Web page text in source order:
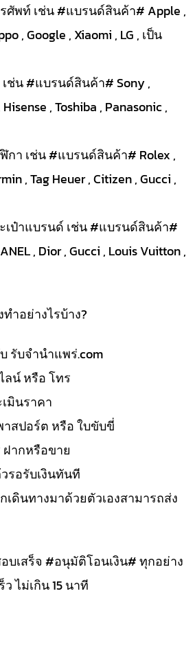
ศัพท์ เช่น #แบรนด์สินค้า# Apple ,
, Google , Xiaomi , LG , เป็น
ช่น #แบรนด์สินค้า# Sony ,
Hisense , Toshiba , Panasonic ,
กา เช่น #แบรนด์สินค้า# Rolex ,
, Tag Heuer , Citizen , Gucci ,
เป๋าแบรนด์ เช่น #แบรนด์สินค้า#
, Dior , Gucci , Louis Vuitton ,
ำอย่างไรบ้าง?
รับจำนำแพร่.com
น์ หรือ โทร
มินราคา
สปอร์ต หรือ ใบขับขี่
ากหรือขาย
รอรับเงินทันที
ดินทางมาด้วยตัวเองสามารถส่ง
บเสร็จ #อนุมัติโอนเงิน# ทุกอย่าง
ไม่เกิน 15 นาที